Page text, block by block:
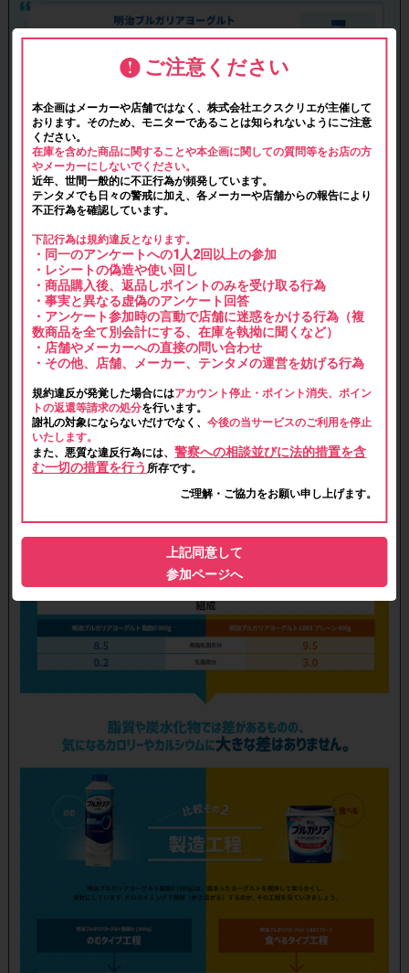
ご注意ください
本企画はメーカーや店舗ではなく、株式会社エクスクリエが主催して
おります。そのため、モニターであることは知られないようにご注意
ください。
在庫を含めた商品に関することや本企画に関しての質問等をお店の方
やメーカーにしないでください。
近年、世間一般的に不正行為が頻発しています。
テンタメでも日々の警戒に加え、各メーカーや店舗からの報告により
不正行為を確認しています。
下記行為は規約違反となります。
・同一のアンケートへの1人2回以上の参加
・レシートの偽造や使い回し
・商品購入後、返品しポイントのみを受け取る行為
・事実と異なる虚偽のアンケート回答
・アンケート参加時の言動で店舗に迷惑をかける行為（複
数商品を全て別会計にする、在庫を執拗に聞くなど）
・店舗やメーカーへの直接の問い合わせ
・その他、店舗、メーカー、テンタメの運営を妨げる行為
規約違反が発覚した場合にはアカウント停止・ポイント消失、ポイン
トの返還等請求の処分を行います。
謝礼の対象にならないだけでなく、今後の当サービスのご利用を停止
いたします。
また、悪質な違反行為には、警察への相談並びに法的措置を含
む一切の措置を行う 所存です。
ご理解・ご協力をお願い申し上げます。
上記同意して
参加ページへ